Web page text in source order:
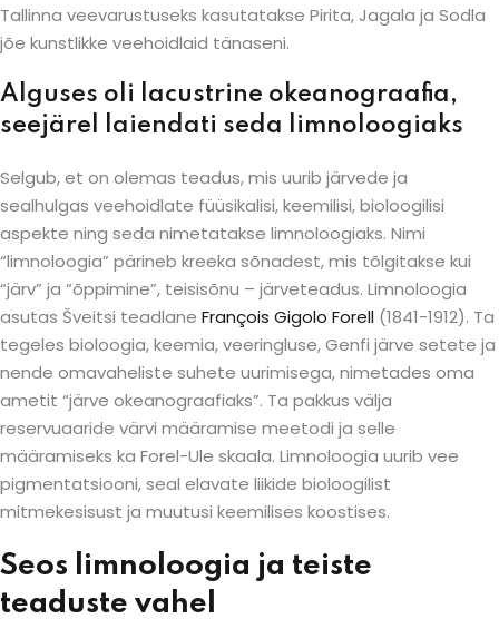
Tallinna veevarustuseks kasutatakse Pirita, Jagala ja Sodla
jõe kunstlikke veehoidlaid tänaseni.
Alguses oli lacustrine okeanograafia,
seejärel laiendati seda limnoloogiaks
Selgub, et on olemas teadus, mis uurib järvede ja
sealhulgas veehoidlate füüsikalisi, keemilisi, bioloogilisi
aspekte ning seda nimetatakse limnoloogiaks. Nimi
“limnoloogia” pärineb kreeka sõnadest, mis tõlgitakse kui
“järv” ja “õppimine”, teisisõnu – järveteadus. Limnoloogia
asutas Šveitsi teadlane François Gigolo Forell (1841-1912). Ta
tegeles bioloogia, keemia, veeringluse, Genfi järve setete ja
nende omavaheliste suhete uurimisega, nimetades oma
ametit “järve okeanograafiaks”. Ta pakkus välja
reservuaaride värvi määramise meetodi ja selle
määramiseks ka Forel-Ule skaala. Limnoloogia uurib vee
pigmentatsiooni, seal elavate liikide bioloogilist
mitmekesisust ja muutusi keemilises koostises.
Seos limnoloogia ja teiste
teaduste vahel